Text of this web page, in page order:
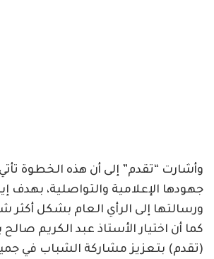
وأشارت “تقدم” إلى أن هذه الخطوة
جهودها الإعلامية والتواصلية، بهدف
ورسالتها إلى الرأي العام بشكل أكثر
كما أن اختيار الأستاذ عبد الكريم
(تقدم) بتعزيز مشاركة الشباب في